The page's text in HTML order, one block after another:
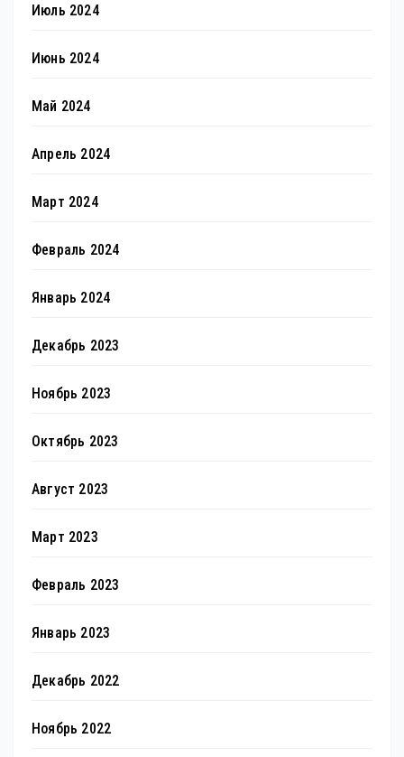
Июль 2024
Июнь 2024
Май 2024
Апрель 2024
Март 2024
Февраль 2024
Январь 2024
Декабрь 2023
Ноябрь 2023
Октябрь 2023
Август 2023
Март 2023
Февраль 2023
Январь 2023
Декабрь 2022
Ноябрь 2022